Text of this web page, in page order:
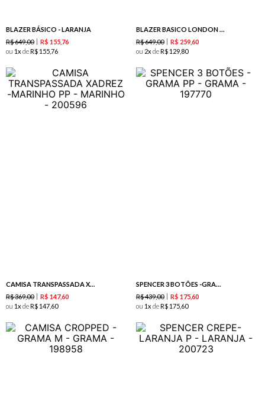
BLAZER BÁSICO - LARANJA
R$649,00 R$ 155 76
ou 1 deR$ 15576
BLAZER BASICO LONDON -LIMAO
R$649,00 R$ 25960
ou 2 deR$ 129 80
CAMISA TRANSPASSADA XADREZ -MARINHO
R$369,00 R$ 147,60
ou 1 deR$ 147 60
SPENCER 3 BOTÕES -GRAMA
R$439,00 R$ 17560
ou 1 deR$ 175 60